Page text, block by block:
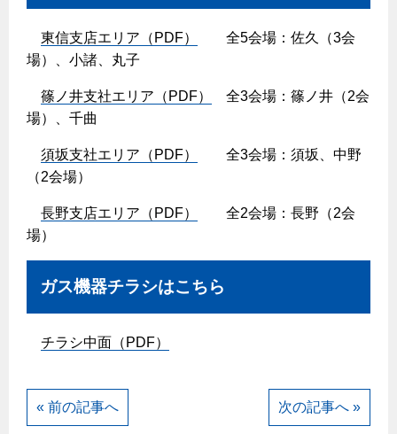
インターネット受付
東信支店エリア（PDF）
全5会場：佐久（3会
場）、小諸、丸子
篠ノ井支社エリア（PDF）
全3会場：篠ノ井（2会
場）、千曲
須坂支社エリア（PDF）
全3会場：須坂、中野
（2会場）
長野支店エリア（PDF）
全2会場：長野（2会
場）
ガス機器チラシはこちら
チラシ中面（PDF）
« 前の記事へ 次の記事へ »